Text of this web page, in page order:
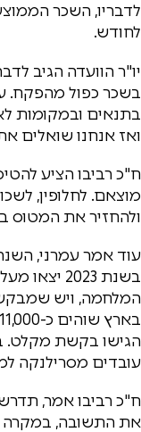
לחודש.
יו"ר הוועדה הגיב
בשכר כפול מהפקח.
בתנאים ובמקומות
ואז אנחנו שואלים
ח"כ רביבו הציע
מוצאם. לחלופין,
ולהחזיר את המטוס
המלחמה, ויש
עובדים מסרילנקה
ח"כ רביבו אמר,
את התשובה, במקרה